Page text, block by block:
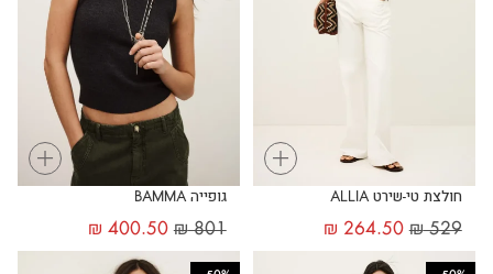
+
חולצת טי-שירט ALLIA
₪529
₪ 264.50
+
גופייה BAMMA
₪801
₪ 400.50